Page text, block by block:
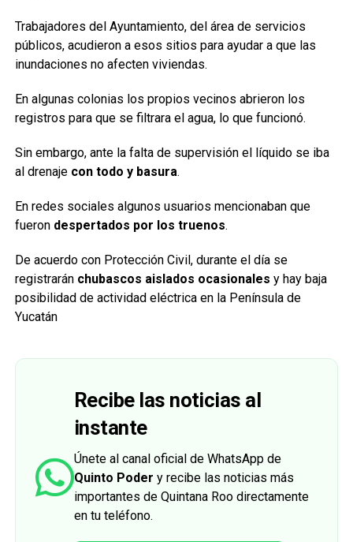
Trabajadores del Ayuntamiento, del área de servicios
públicos, acudieron a esos sitios para ayudar a que las
inundaciones no afecten viviendas.
En algunas colonias los propios vecinos abrieron los
registros para que se filtrara el agua, lo que funcionó.
Sin embargo, ante la falta de supervisión el líquido se iba
al drenaje con todo y basura.
En redes sociales algunos usuarios mencionaban que
fueron despertados por los truenos.
De acuerdo con Protección Civil, durante el día se
registrarán chubascos aislados ocasionales y hay baja
posibilidad de actividad eléctrica en la Península de
Yucatán
Recibe las noticias al
instante
Únete al canal oficial de WhatsApp de
Quinto Poder y recibe las noticias más
importantes de Quintana Roo directamente
en tu teléfono.